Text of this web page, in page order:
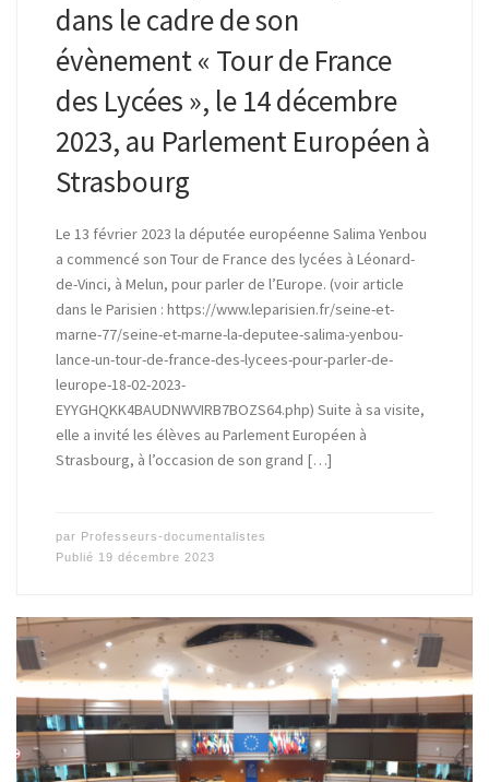
dans le cadre de son
évènement « Tour de France
des Lycées », le 14 décembre
2023, au Parlement Européen à
Strasbourg
Le 13 février 2023 la députée européenne Salima Yenbou
a commencé son Tour de France des lycées à Léonard-
de-Vinci, à Melun, pour parler de l’Europe. (voir article
dans le Parisien : https://www.leparisien.fr/seine-et-
marne-77/seine-et-marne-la-deputee-salima-yenbou-
lance-un-tour-de-france-des-lycees-pour-parler-de-
leurope-18-02-2023-
EYYGHQKK4BAUDNWVIRB7BOZS64.php) Suite à sa visite,
elle a invité les élèves au Parlement Européen à
Strasbourg, à l’occasion de son grand […]
par Professeurs-documentalistes
Publié 19 décembre 2023